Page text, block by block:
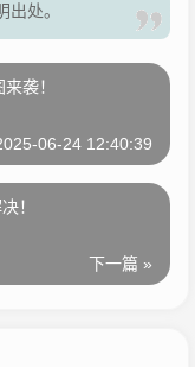
处。
袭！
06-24 12:40:39
！
下一篇 »